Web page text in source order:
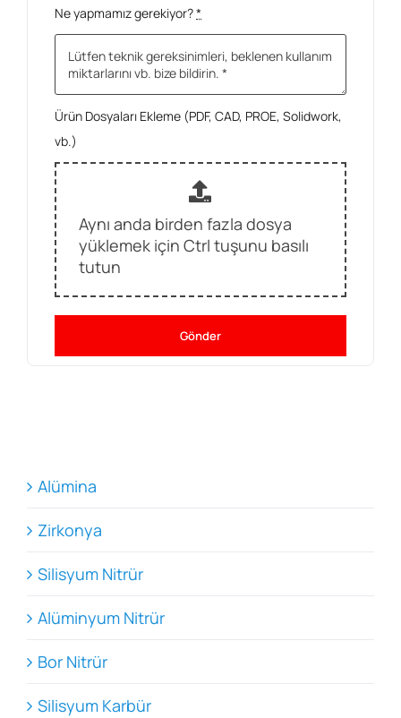
Ne yapmamız gerekiyor?*
Ürün Dosyaları Ekleme (PDF, CAD, PROE, Solidwork,
vb.)
Aynı anda birden fazla dosya
yüklemek için Ctrl tuşunu basılı
tutun
Gönder
Alümina
Zirkonya
Silisyum Nitrür
Alüminyum Nitrür
Bor Nitrür
Silisyum Karbür